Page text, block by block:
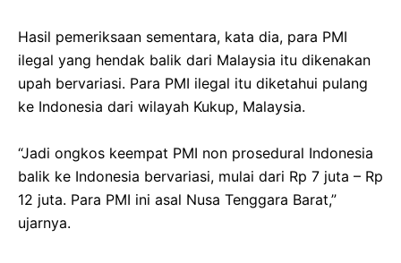
Hasil pemeriksaan sementara, kata dia, para PMI
ilegal yang hendak balik dari Malaysia itu dikenakan
upah bervariasi. Para PMI ilegal itu diketahui pulang
ke Indonesia dari wilayah Kukup, Malaysia.
“Jadi ongkos keempat PMI non prosedural Indonesia
balik ke Indonesia bervariasi, mulai dari Rp 7 juta – Rp
12 juta. Para PMI ini asal Nusa Tenggara Barat,”
ujarnya.